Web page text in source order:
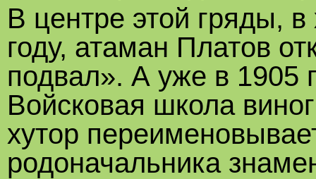
В центре этой гряды,
году, атаман Платов
подвал». А уже в 1905
Войсковая школа
хутор
родоначальника